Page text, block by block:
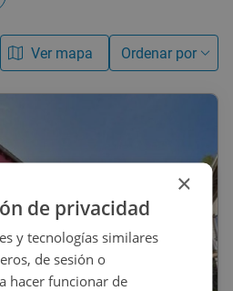
Ver mapa Ordenar por
×
de privacidad
y tecnologías similares
de sesión o
hacer funcionar de